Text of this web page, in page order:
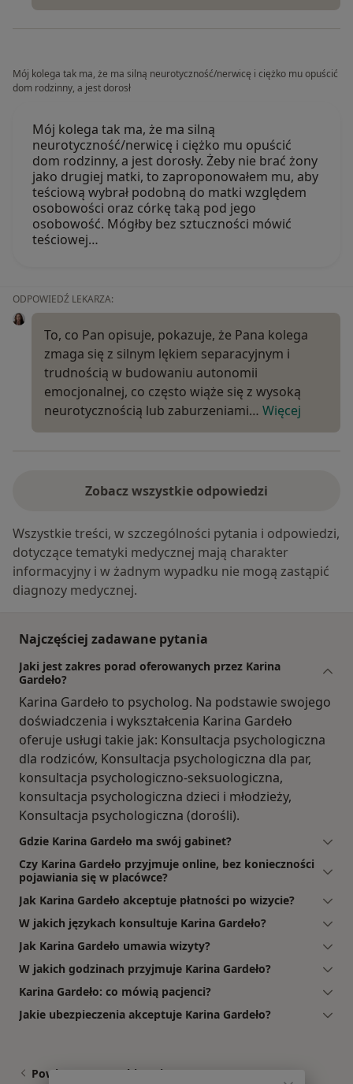
Mój kolega tak ma, że ma silną neurotyczność/nerwicę i ciężko mu opuścić
dom rodzinny, a jest dorosł
Mój kolega tak ma, że ma silną
neurotyczność/nerwicę i ciężko mu opuścić
dom rodzinny, a jest dorosły. Żeby nie brać żony
jako drugiej matki, to zaproponowałem mu, aby
teściową wybrał podobną do matki względem
osobowości oraz córkę taką pod jego
osobowość. Mógłby bez sztuczności mówić
teściowej…
ODPOWIEDŹ LEKARZA:
To, co Pan opisuje, pokazuje, że Pana kolega
zmaga się z silnym lękiem separacyjnym i
trudnością w budowaniu autonomii
emocjonalnej, co często wiąże się z wysoką
neurotycznością lub zaburzeniami… Więcej
Zobacz wszystkie odpowiedzi
Wszystkie treści, w szczególności pytania i odpowiedzi,
dotyczące tematyki medycznej mają charakter
informacyjny i w żadnym wypadku nie mogą zastąpić
diagnozy medycznej.
Najczęściej zadawane pytania
Jaki jest zakres porad oferowanych przez Karina
Gardeło?
Karina Gardeło to psycholog. Na podstawie swojego
doświadczenia i wykształcenia Karina Gardeło
oferuje usługi takie jak: Konsultacja psychologiczna
dla rodziców, Konsultacja psychologiczna dla par,
konsultacja psychologiczno-seksuologiczna,
konsultacja psychologiczna dzieci i młodzieży,
Konsultacja psychologiczna (dorośli).
Gdzie Karina Gardeło ma swój gabinet?
Czy Karina Gardeło przyjmuje online, bez konieczności
pojawiania się w placówce?
Jak Karina Gardeło akceptuje płatności po wizycie?
W jakich językach konsultuje Karina Gardeło?
Jak Karina Gardeło umawia wizyty?
W jakich godzinach przyjmuje Karina Gardeło?
Karina Gardeło: co mówią pacjenci?
Jakie ubezpieczenia akceptuje Karina Gardeło?
Powiązane wyszukiwania